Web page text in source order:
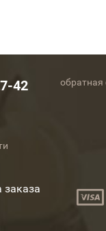
42 обратная
заказа